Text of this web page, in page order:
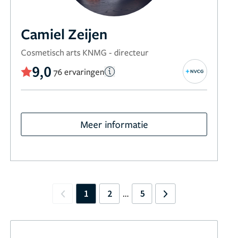
Camiel Zeijen
Cosmetisch arts KNMG - directeur
9,0 76 ervaringen
Meer informatie
Previous
1 2 ... 5 Next